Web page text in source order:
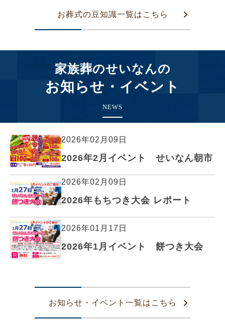
お葬式の豆知識一覧はこちら
家族葬のせいなんの
お知らせ・イベント
NEWS
2026年02月09日
2026年2月イベント せいなん朝市
2026年02月09日
2026年もちつき大会 レポート
2026年01月17日
2026年1月イベント 餅つき大会
お知らせ・イベント一覧はこちら